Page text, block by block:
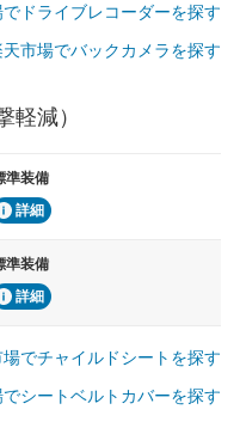
ドライブレコーダーを探す
天市場でバックカメラを探す
軽減）
準装備
詳細
準装備
詳細
でチャイルドシートを探す
シートベルトカバーを探す